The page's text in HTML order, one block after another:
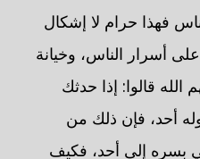
فهذا حرام لا إشكال
أسرار الناس، وخيانة
الله قالوا: إذا حدثك
أحد، فإن ذلك من
بسره إلى أحد، فكيف